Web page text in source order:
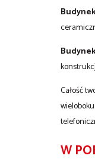
Całość
W